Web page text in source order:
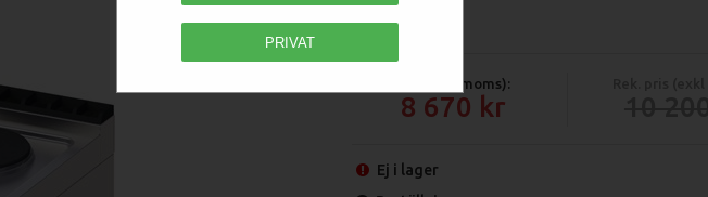
PRIVAT
00110092
Pris (exkl moms):
8 670
Ej i lager